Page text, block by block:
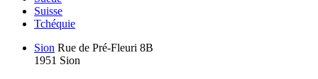
Suisse
Tchéquie
Sion Rue de Pré-Fleuri 8B
1951 Sion